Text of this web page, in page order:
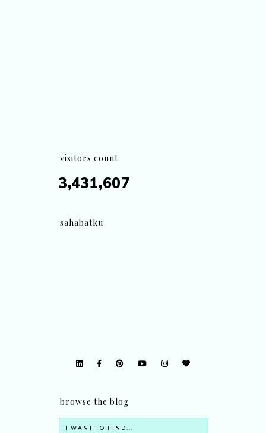
visitors count
3,431,607
sahabatku
browse the blog